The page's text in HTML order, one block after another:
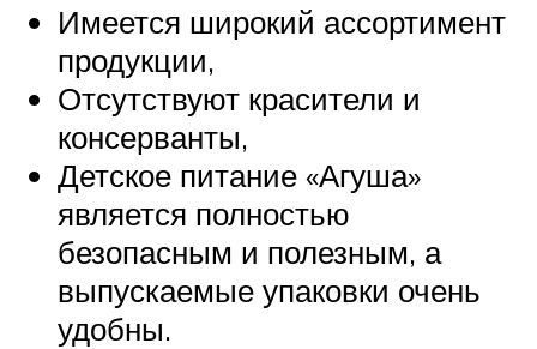
Имеется широкий ассортимент
продукции,
Отсутствуют красители и
консерванты,
Детское питание «Агуша»
является полностью
безопасным и полезным, а
выпускаемые упаковки очень
удобны.